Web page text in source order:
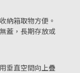
納箱取物方便。
蓋，長期存放或
垂直空間向上疊